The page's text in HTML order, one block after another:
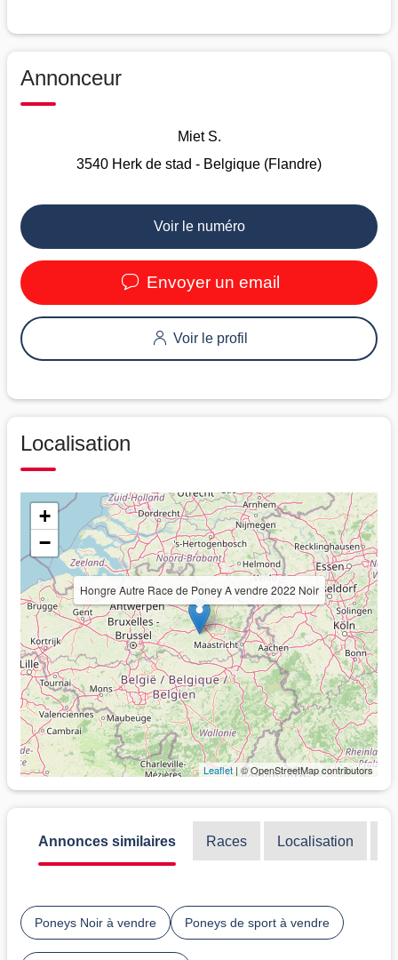
Annonceur
Miet S.
3540 Herk de stad - Belgique (Flandre)
Voir le numéro
Envoyer un email
Voir le profil
Localisation
Hongre Autre Race de Poney A vendre 2022 Noir
+
−
Leaflet| © OpenStreetMap contributors
Annonces similaires Races Localisation
Poneys Noir à vendre Poneys de sport à vendre